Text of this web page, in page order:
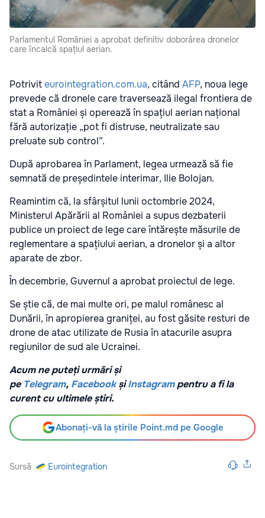
Parlamentul României a aprobat definitiv doborârea dronelor
care încalcă spațiul aerian.
Potriviteurointegration.com.ua, citând AFP, noua lege
prevede că dronele care traversează ilegal frontiera de
stat a României și operează în spațiul aerian național
fără autorizație „pot fi distruse, neutralizate sau
preluate sub control”.
După aprobarea în Parlament, legea urmează să fie
semnată de președintele interimar, Ilie Bolojan.
Reamintim că, la sfârșitul lunii octombrie 2024,
Ministerul Apărării al României a supus dezbaterii
publice un proiect de lege care întărește măsurile de
reglementare a spațiului aerian, a dronelor și a altor
aparate de zbor.
În decembrie, Guvernul a aprobat proiectul de lege.
Se știe că, de mai multe ori, pe malul românesc al
Dunării, în apropierea graniței, au fost găsite resturi de
drone de atac utilizate de Rusia în atacurile asupra
regiunilor de sud ale Ucrainei.
Acum ne puteți urmări și
pe Telegram, Facebook șiInstagrampentru a fi la
curent cu ultimele știri.
Abonați-vă la știrile Point.md pe Google
Sursă Eurointegration